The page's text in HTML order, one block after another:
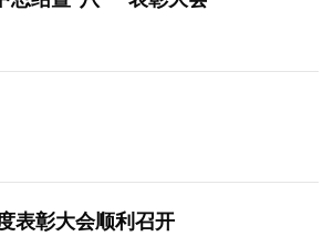
表彰大会顺利召开